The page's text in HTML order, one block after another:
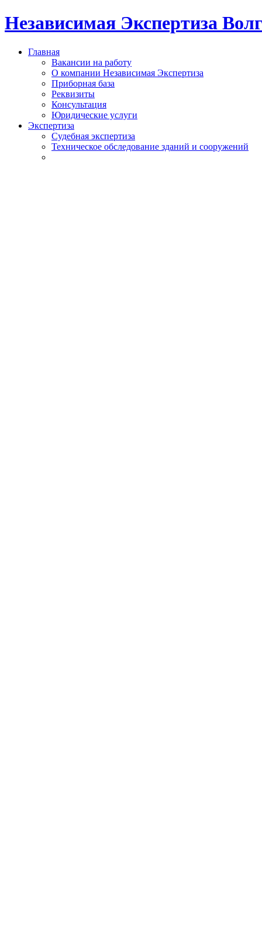
Независимая Экспертиза
Главная
Вакансии на работу
О компании Независимая Экспертиза
Приборная база
Реквизиты
Консультация
Юридические услуги
Экспертиза
Судебная экспертиза
Техническое обследование зданий и сооружений